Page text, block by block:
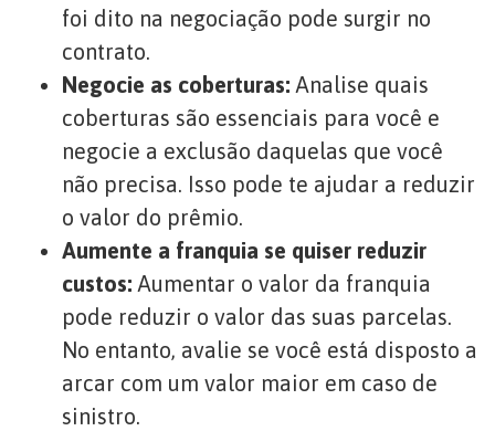
foi dito na negociação pode surgir no
contrato.
Negocie as coberturas: Analise quais
coberturas são essenciais para você e
negocie a exclusão daquelas que você
não precisa. Isso pode te ajudar a reduzir
o valor do prêmio.
Aumente a franquia se quiser reduzir
custos: Aumentar o valor da franquia
pode reduzir o valor das suas parcelas.
No entanto, avalie se você está disposto a
arcar com um valor maior em caso de
sinistro.